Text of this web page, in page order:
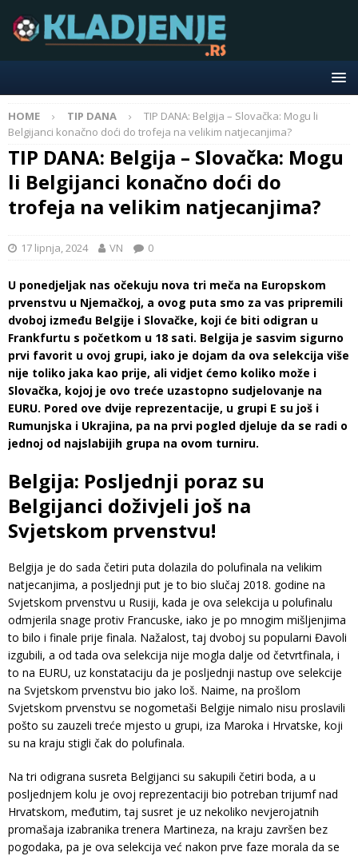
HOME TIP DANA
TIP DANA: Belgija – Slovačka: Mogu li
Belgijanci konačno doći do trofeja na velikim natjecanjima?
TIP DANA: Belgija – Slovačka: Mogu
li Belgijanci konačno doći do
trofeja na velikim natjecanjima?
17 lipnja, 2024 VN 0
U ponedjeljak nas očekuju nova tri meča na Europskom
prvenstvu u Njemačkoj, a ovog puta smo za vas pripremili
dvoboj između Belgije i Slovačke, koji će biti odigran u
Frankfurtu s početkom u 18 sati. Belgija je sasvim sigurno
prvi favorit u ovoj grupi, iako je dojam da ova selekcija više
nije toliko jaka kao prije, ali vidjet ćemo koliko može i
Slovačka, kojoj je ovo treće uzastopno sudjelovanje na
EURU. Pored ove dvije reprezentacije, u grupi E su još i
Rumunjska i Ukrajina, pa na prvi pogled djeluje da se radi o
jednoj od najslabijih grupa na ovom turniru.
Belgija: Posljednji poraz su
Belgijanci doživjeli još na
Svjetskom prvenstvu!
Belgija je do sada četiri puta dolazila do polufinala na velikim
natjecanjima, a posljednji put je to bio slučaj 2018. godine na
Svjetskom prvenstvu u Rusiji, kada je ova selekcija u polufinalu
odmjerila snage protiv Francuske, iako je po mnogim mišljenjima
to bilo i finale prije finala. Nažalost, taj dvoboj su popularni Đavoli
izgubili, a od tada ova selekcija nije mogla dalje od četvrtfinala, i
to na EURU, uz konstataciju da je posljednji nastup ove selekcije
na Svjetskom prvenstvu bio jako loš. Naime, na prošlom
Svjetskom prvenstvu se nogometaši Belgije nimalo nisu proslavili
pošto su zauzeli treće mjesto u grupi, iza Maroka i Hrvatske, koji
su na kraju stigli čak do polufinala.
Na tri odigrana susreta Belgijanci su sakupili četiri boda, a u
posljednjem kolu je ovoj reprezentaciji bio potreban trijumf nad
Hrvatskom, međutim, taj susret je uz nekoliko nevjerojatnih
promašaja izabranika trenera Martineza, na kraju završen bez
pogodaka, pa je ova selekcija već nakon prve faze morala da se